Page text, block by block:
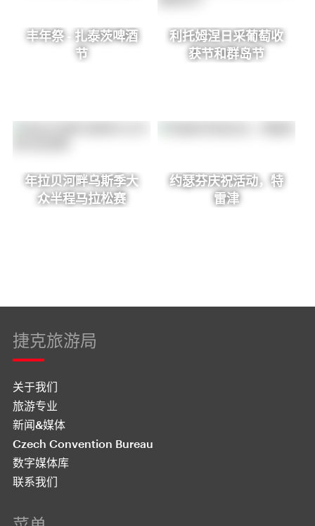
丰年祭 - 扎泰茨啤酒
节
利托姆涅日采葡萄收
获节和群岛节
年拉贝河畔乌斯季大
众半程马拉松赛
约瑟芬庆祝活动，特
雷津
捷克旅游局
关于我们
旅游专业
新闻&媒体
Czech Convention Bureau
数字媒体库
联系我们